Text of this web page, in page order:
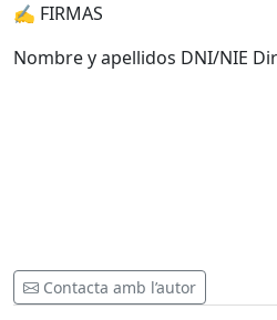
✍️ FIRMAS
Nombre y apellidos DNI/NIE
Contacta amb l’autor